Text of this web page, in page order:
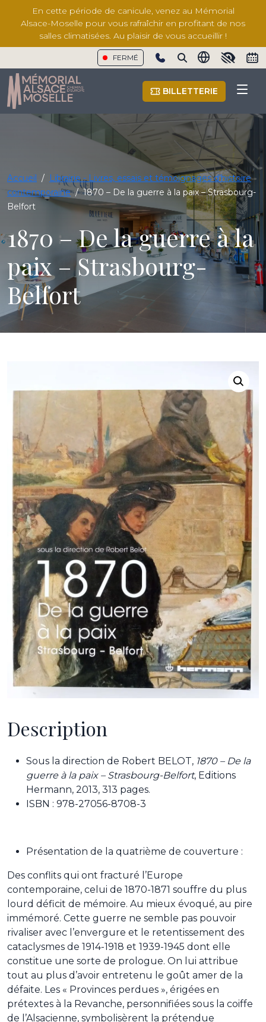
En cette période de canicule, venez au Mémorial
Alsace-Moselle pour vous rafraîchir en profitant de nos
salles climatisées. Au plaisir de vous accueillir !
FERMÉ
Show phone number
BILLETTERIE
Accueil / Librairie - Livres, essais et témoignages d'histoire
contemporaine / 1870 – De la guerre à la paix – Strasbourg-
Belfort
1870 – De la guerre à la
paix – Strasbourg-
Belfort
Description
Sous la direction de Robert BELOT, 1870 – De la
guerre à la paix – Strasbourg-Belfort, Editions
Hermann, 2013, 313 pages.
ISBN : 978-27056-8708-3
Présentation de la quatrième de couverture :
Des conflits qui ont fracturé l’Europe
contemporaine, celui de 1870-1871 souffre du plus
lourd déficit de mémoire. Au mieux évoqué, au pire
immémoré. Cette guerre ne semble pas pouvoir
rivaliser avec l’envergure et le retentissement des
cataclysmes de 1914-1918 et 1939-1945 dont elle
constitue une sorte de prologue. On lui attribue
tout au plus d’avoir entretenu le goût amer de la
défaite. Les « Provinces perdues », érigées en
prétextes à la Revanche, personnifiées sous la coiffe
de l’Alsacienne, symbolisèrent la prétendue